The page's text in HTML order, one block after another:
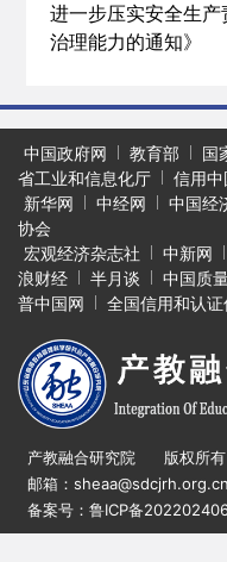
进一步压实安全生
治理能力的通知》
中国政府网 教育部 国
省工业和信息化厅
信用中
新华网
中经网 中国经
协会
宏观经济杂志社
中新网
浪财经
半月谈 中国质
普中国网
全国信用和认
产教融合研究院 版权所有
邮箱：
备案号：鲁ICP备